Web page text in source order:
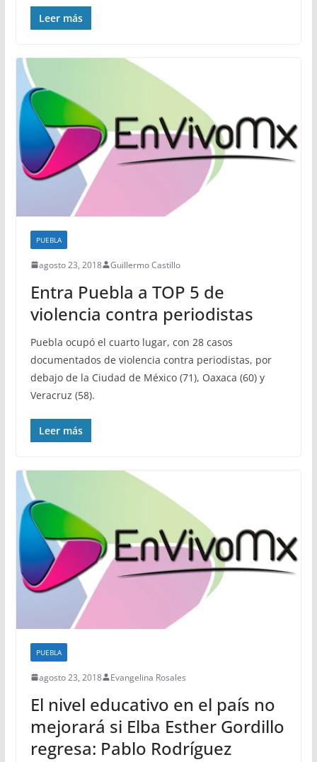
Leer más
PUEBLA
agosto 23, 2018 Guillermo Castillo
Entra Puebla a TOP 5 de
violencia contra periodistas
Puebla ocupó el cuarto lugar, con 28 casos
documentados de violencia contra periodistas, por
debajo de la Ciudad de México (71), Oaxaca (60) y
Veracruz (58).
Leer más
PUEBLA
agosto 23, 2018 Evangelina Rosales
El nivel educativo en el país no
mejorará si Elba Esther Gordillo
regresa: Pablo Rodríguez